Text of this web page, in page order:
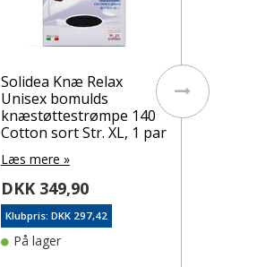
Solidea Knæ Relax
Unisex bomulds
knæstøttestrømpe 140
Cotton sort Str. XL, 1 par
Læs mere »
DKK 349,90
Klubpris: DKK 297,42
På lager